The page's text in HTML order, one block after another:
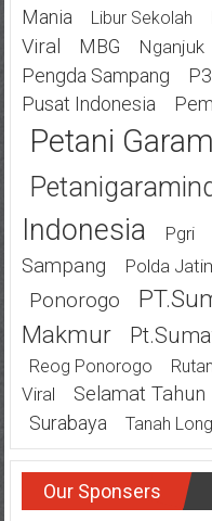
Mania
Libur Sekolah
Viral
MBG Nganjuk
Pengda Sampang
Pusat Indonesia
Petani Garam
Indonesia
Pgri
Sampang
Polda
Ponorogo
Makmur
Reog Ponorogo
Viral
Selamat
Surabaya
Tanah
Our Sponsers